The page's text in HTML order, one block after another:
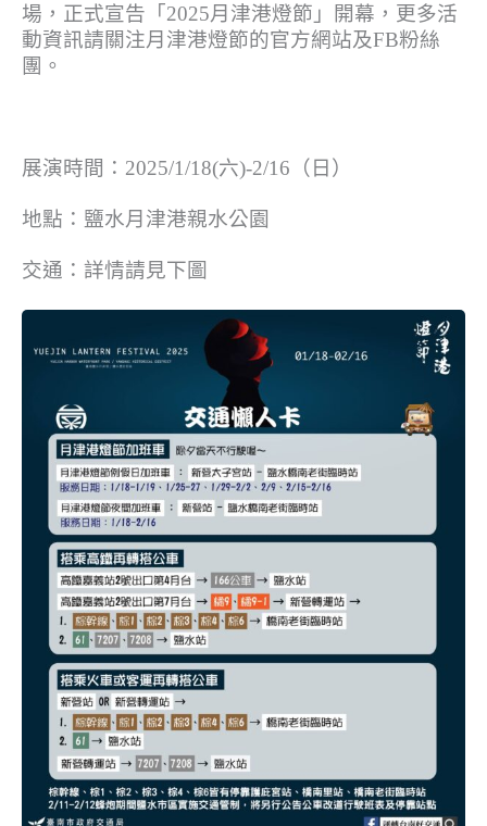
場，正式宣告「2025月津港燈節」開幕，更多活
動資訊請關注月津港燈節的官方網站及FB粉絲
團。
展演時間：2025/1/18(六)-2/16（日）
地點：鹽水月津港親水公園
交通：詳情請見下圖